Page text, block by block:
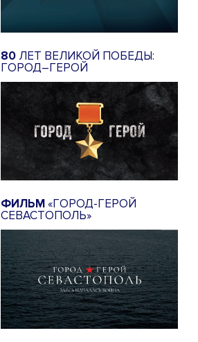
80 ЛЕТ ВЕЛИКОЙ ПОБЕДЫ:
ГОРОД–ГЕРОЙ
ФИЛЬМ«ГОРОД-ГЕРОЙ
СЕВАСТОПОЛЬ»